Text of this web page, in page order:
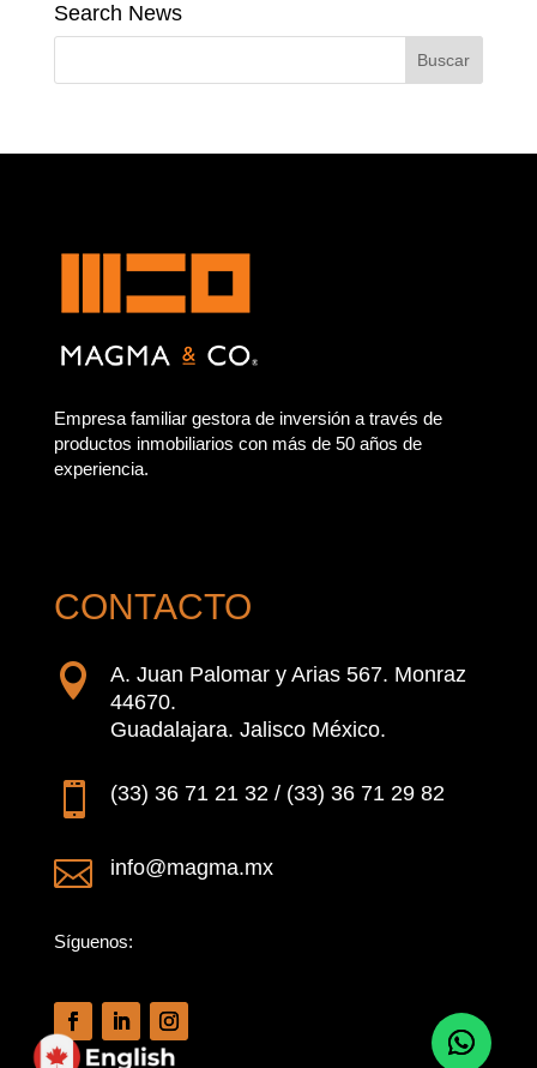
Search News
Empresa familiar gestora de inversión a través de
productos inmobiliarios con más de 50 años de
experiencia.
CONTACTO

A. Juan Palomar y Arias 567. Monraz
44670.
Guadalajara. Jalisco México.
 (33) 36 71 21 32 / (33) 36 71 29 82
 info@magma.mx
Síguenos: